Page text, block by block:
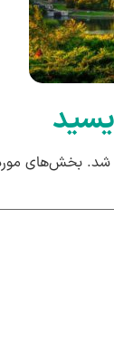
شد. بخش‌های